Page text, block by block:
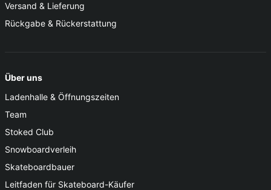
Versand & Lieferung
Rückgabe & Rückerstattung
Über uns
Ladenhalle & Öffnungszeiten
Team
Stoked Club
Snowboardverleih
Skateboardbauer
Leitfaden für Skateboard-Käufer